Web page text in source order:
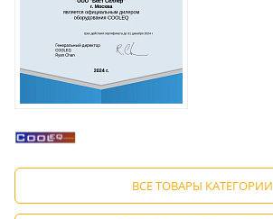
ВСЕ ТОВАРЫ КАТЕГОРИИ